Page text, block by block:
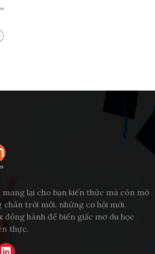
mang lại cho bạn kiến thức mà còn mở
chân trời mới, những cơ hội mới.
đồng hành để biến giấc mơ du học
thực.